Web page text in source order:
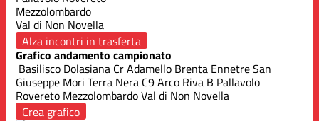
Mezzolombardo
Val di Non Novella
Alza incontri in trasferta
Grafico andamento campionato
Basilisco Dolasiana Cr Adamello Brenta Ennetre San
Giuseppe Mori Terra Nera C9 Arco Riva B Pallavolo
Rovereto MezzolombardoVal di Non Novella
Crea grafico